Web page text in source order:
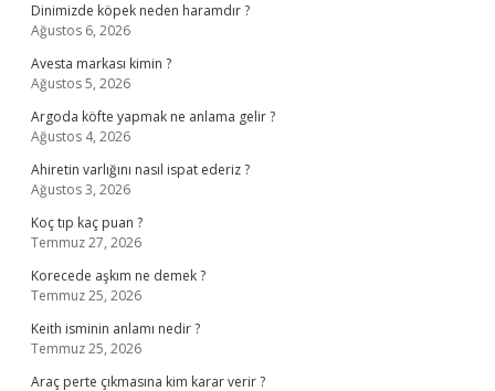
Dinimizde köpek neden haramdır ?
Ağustos 6, 2026
Avesta markası kimin ?
Ağustos 5, 2026
Argoda köfte yapmak ne anlama gelir ?
Ağustos 4, 2026
Ahiretin varlığını nasıl ispat ederiz ?
Ağustos 3, 2026
Koç tıp kaç puan ?
Temmuz 27, 2026
Korecede aşkım ne demek ?
Temmuz 25, 2026
Keith isminin anlamı nedir ?
Temmuz 25, 2026
Araç perte çıkmasına kim karar verir ?